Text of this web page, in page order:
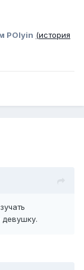
POlyin (история
девушку.